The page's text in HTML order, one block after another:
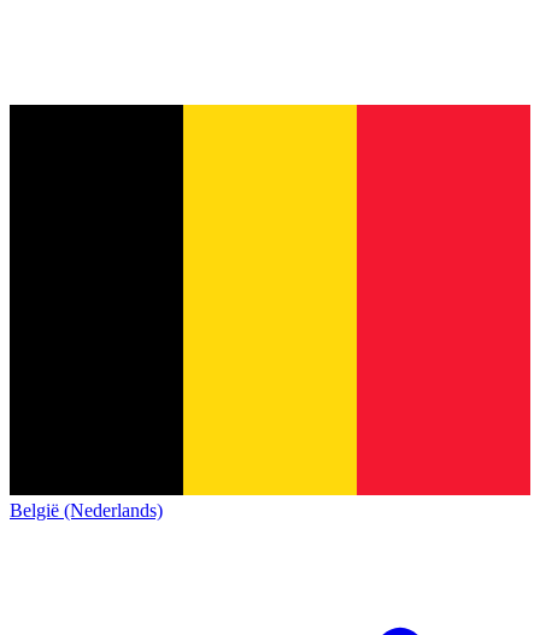
België (Nederlands)